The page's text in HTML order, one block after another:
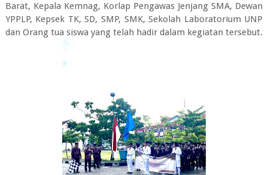
Barat, Kepala Kemnag, Korlap Pengawas Jenjang SMA, Dewan
YPPLP, Kepsek TK, SD, SMP, SMK, Sekolah Laboratorium UNP
dan Orang tua siswa yang telah hadir dalam kegiatan tersebut.